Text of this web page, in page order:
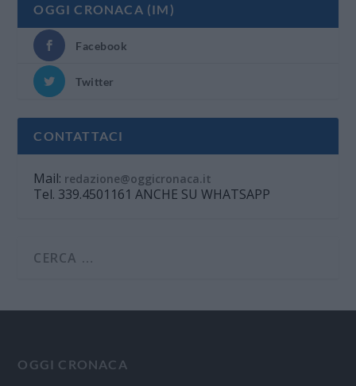
OGGI CRONACA (IM)
Facebook
Twitter
CONTATTACI
Mail: redazione@oggicronaca.it
Tel. 339.4501161 ANCHE SU WHATSAPP
OGGI CRONACA